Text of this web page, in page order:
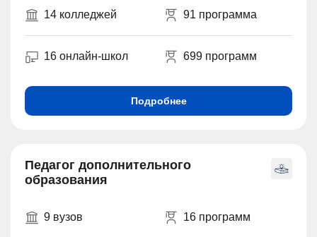
14 колледжей 91 программа
16 онлайн-школ 699 программ
Подробнее
Педагог дополнительного
образования
9 вузов 16 программ